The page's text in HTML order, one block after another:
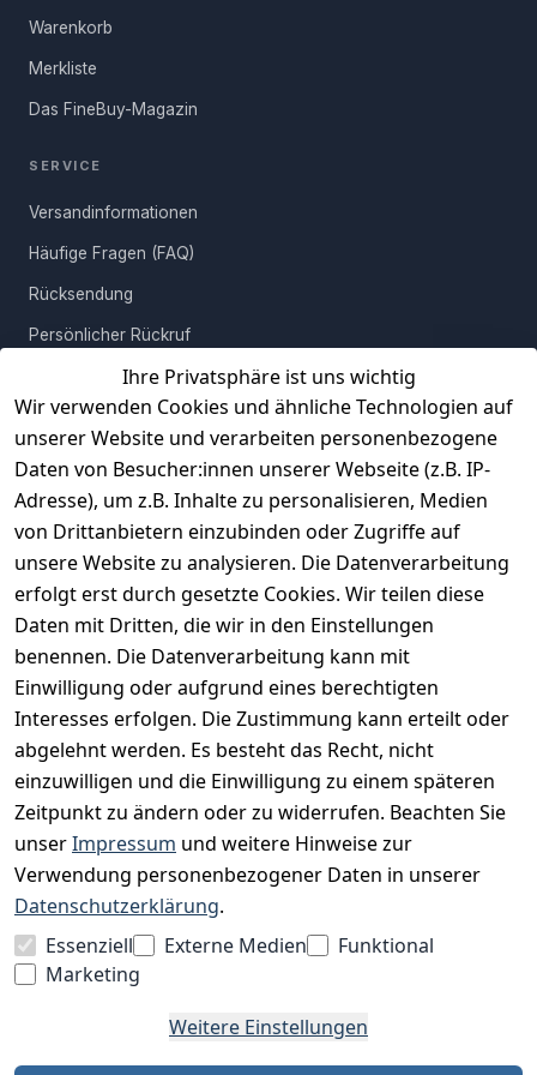
pflegeleichten Oberflächen erhältst du ein Möbelstück, das
Freude bereitet.
Ihre Privatsphäre ist uns wichtig
Wir verwenden Cookies und ähnliche Technologien auf
unserer Website und verarbeiten personenbezogene
Daten von Besucher:innen unserer Webseite (z.B. IP-
Adresse), um z.B. Inhalte zu personalisieren, Medien
von Drittanbietern einzubinden oder Zugriffe auf
unsere Website zu analysieren. Die Datenverarbeitung
erfolgt erst durch gesetzte Cookies. Wir teilen diese
Daten mit Dritten, die wir in den Einstellungen
benennen. Die Datenverarbeitung kann mit
Einwilligung oder aufgrund eines berechtigten
Interesses erfolgen. Die Zustimmung kann erteilt oder
abgelehnt werden. Es besteht das Recht, nicht
einzuwilligen und die Einwilligung zu einem späteren
Zeitpunkt zu ändern oder zu widerrufen. Beachten Sie
unserImpressum und weitere Hinweise zur
Verwendung personenbezogener Daten in unserer
Datenschutzerklärung.
Essenziell
Externe Medien
Funktional
Marketing
Weitere Einstellungen
Warenkorb
Merkliste
Das FineBuy-Magazin
SERVICE
Versandinformationen
Häufige Fragen (FAQ)
Rücksendung
Persönlicher Rückruf
Erfahrungen
Vertrag widerrufen
INFORMATIONEN
Widerrufsrecht
Datenschutz
Unser Unternehmen
Charity & Wohltätigkeit
BESUCHE UNS
BEQUEM BEZAHLEN MIT
WIR VERSENDEN MIT